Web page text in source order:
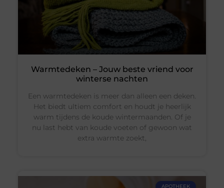
Warmtedeken – Jouw beste vriend voor
winterse nachten
Een warmtedeken is meer dan alleen een deken.
Het biedt ultiem comfort en houdt je heerlijk
warm tijdens de koude wintermaanden. Of je
nu last hebt van koude voeten of gewoon wat
extra warmte zoekt,
APOTHEEK